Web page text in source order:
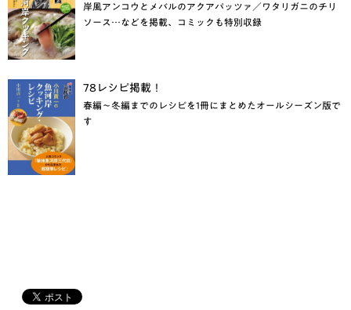
岸風アンコウとメバルのアクアパッツァ／ワタリガニのチリ
ソース…などを掲載、コミックも特別収録
78レシピ掲載！
春編～冬編までのレシピを1冊にまとめたオールシーズン版で
す